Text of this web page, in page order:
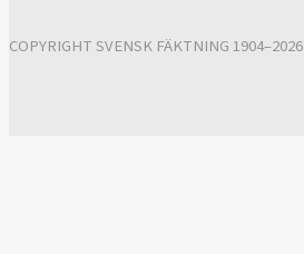
COPYRIGHT SVENSK FÄKTNING 1904–2026